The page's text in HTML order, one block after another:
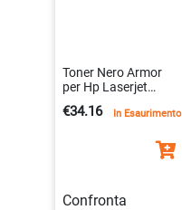
Toner Nero Armor
per Hp Laserjet
3112539607449
€34.16 In Esaurimento
Confronta